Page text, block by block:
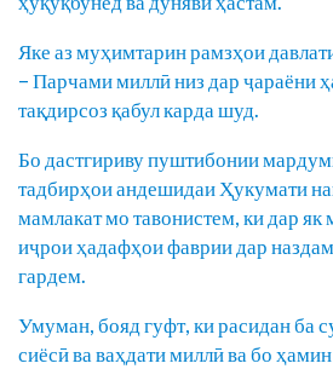
Яке аз муҳимтарин рамзҳои
– Парчами миллӣ низ дар ҷараёни
тақдирсоз қабул карда шуд.
Бо дастгириву пуштибонии
тадбирҳои андешидаи Ҳукумати
мамлакат мо тавонистем, ки дар як
иҷрои ҳадафҳои фаврии дар
гардем.
Умуман, бояд гуфт, ки расидан ба
сиёсӣ ва ваҳдати миллӣ ва бо